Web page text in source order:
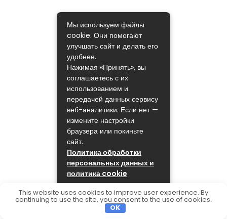
Мы используем файлы
cookie. Они помогают
улучшать сайт и делать его
удобнее.
Нажимая «Принять», вы
соглашаетесь с их
использованием и
передачей данных сервису
веб-аналитики. Если нет —
измените настройки
браузера или покиньте
сайт.
Политика обработки
персональных данных и
политика cookie
ПРИНЯТЬ
This website uses cookies to improve user experience. By
continuing to use the site, you consent to the use of cookies.
OK